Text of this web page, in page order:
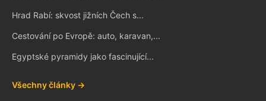
Hrad Rabí: skvost jižních Čech s...
Cestování po Evropě: auto, karavan,...
Egyptské pyramidy jako fascinující...
Všechny články →